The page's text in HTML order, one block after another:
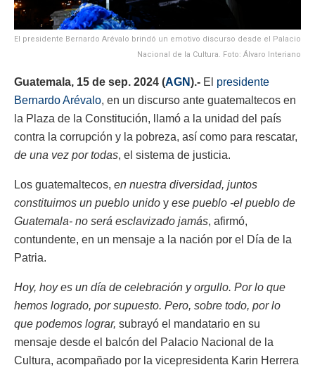
El presidente Bernardo Arévalo brindó un emotivo discurso desde el Palacio
Nacional de la Cultura. Foto: Álvaro Interiano
Guatemala, 15 de sep. 2024 (AGN).- El presidente
Bernardo Arévalo, en un discurso ante guatemaltecos en
la Plaza de la Constitución, llamó a la unidad del país
contra la corrupción y la pobreza, así como para rescatar,
de una vez por todas, el sistema de justicia.
Los guatemaltecos, en nuestra diversidad, juntos
constituimos un pueblo unido y ese pueblo -el pueblo de
Guatemala- no será esclavizado jamás, afirmó,
contundente, en un mensaje a la nación por el Día de la
Patria.
Hoy, hoy es un día de celebración y orgullo. Por lo que
hemos logrado, por supuesto. Pero, sobre todo, por lo
que podemos lograr, subrayó el mandatario en su
mensaje desde el balcón del Palacio Nacional de la
Cultura, acompañado por la vicepresidenta Karin Herrera